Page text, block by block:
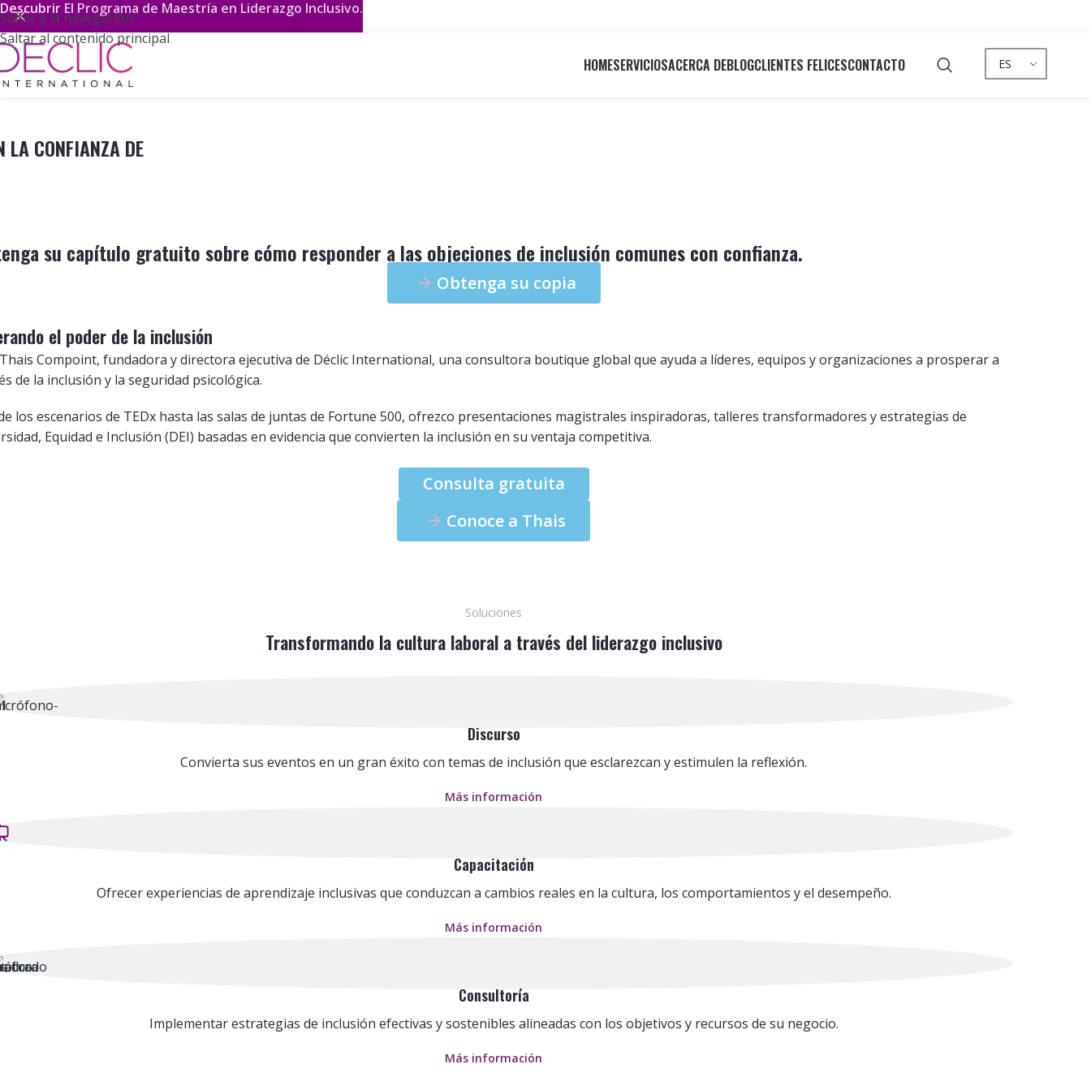
Saltar a la navegación
Saltar al contenido principal
HOMESERVICIOSACERCA DEBLOGCLIENTES FELICESCONTACTO ES
LA CONFIANZA DE
su capítulo gratuito sobre cómo responder a las objeciones de inclusión comunes con confianza.
Obtenga su copia
el poder de la inclusión
Compoint, fundadora y directora ejecutiva de Déclic International, una consultora boutique global que ayuda a líderes, equipos y organizaciones a prosperar a
de la inclusión y la seguridad psicológica.
los escenarios de TEDx hasta las salas de juntas de Fortune 500, ofrezco presentaciones magistrales inspiradoras, talleres transformadores y estrategias de
Equidad e Inclusión (DEI) basadas en evidencia que convierten la inclusión en su ventaja competitiva.
Consulta gratuita
Conoce a Thais
Soluciones
Transformando la cultura laboral a través del liderazgo inclusivo
Discurso
Convierta sus eventos en un gran éxito con temas de inclusión que esclarezcan y estimulen la reflexión.
Más información
Capacitación
Ofrecer experiencias de aprendizaje inclusivas que conduzcan a cambios reales en la cultura, los comportamientos y el desempeño.
Más información
Consultoría
Implementar estrategias de inclusión efectivas y sostenibles alineadas con los objetivos y recursos de su negocio.
Más información
Descubrir El Programa de Maestría en Liderazgo Inclusivo.